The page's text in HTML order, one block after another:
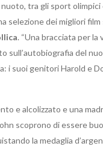
tra gli sport
selezione dei migliori
. “Una bracciata per la
sull’autobiografia del
i suoi genitori Harold e
e alcolizzato e una
scoprono di essere
la medaglia